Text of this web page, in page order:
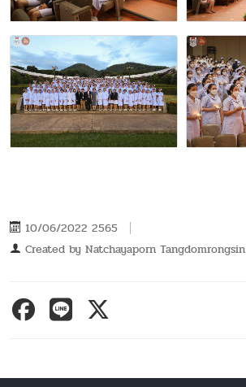
10/06/2022 2565
Created by Natchayaporn Tangdomrongsin